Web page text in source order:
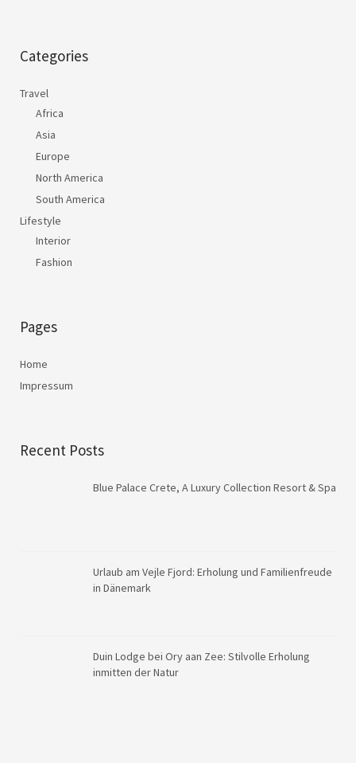
Categories
Travel
Africa
Asia
Europe
North America
South America
Lifestyle
Interior
Fashion
Pages
Home
Impressum
Recent Posts
Blue Palace Crete, A Luxury Collection Resort & Spa
Urlaub am Vejle Fjord: Erholung und Familienfreude
in Dänemark
Duin Lodge bei Ory aan Zee: Stilvolle Erholung
inmitten der Natur